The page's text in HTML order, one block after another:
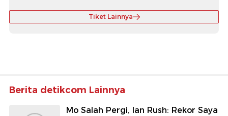
Tiket Lainnya
Berita detikcom Lainnya
Mo Salah Pergi, Ian Rush: Rekor Saya